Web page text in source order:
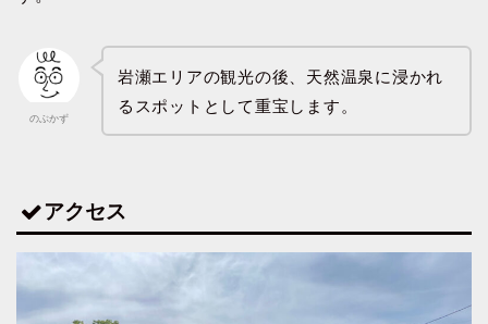
のぶかず
岩瀬エリアの観光の後、天然温泉に浸かれ
るスポットとして重宝します。
アクセス